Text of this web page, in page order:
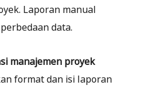
Laporan manual
data.
manajemen proyek
format dan isi laporan